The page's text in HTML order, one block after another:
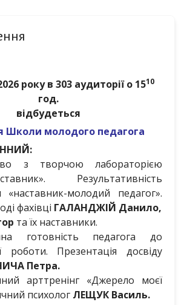
року в 303 аудиторії о 1510
год.
відбудеться
Школи молодого педагога
з творчою лабораторією
Результативність
молодий педагог».
фахівці ГАЛАНДЖІЙ Данило,
та їх наставники.
готовність педагога до
роботи. Презентація досвіду
Петра.
арттренінг «Джерело моєї
психолог ЛЕЩУК Василь.